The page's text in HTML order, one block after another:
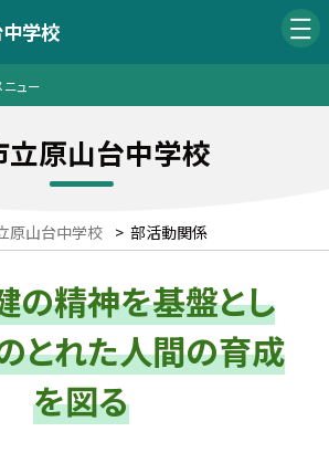
学校
ュー
立原山台中学校
原山台中学校 > 部活動関係
の精神を基盤とし
とれた人間の育成
を図る